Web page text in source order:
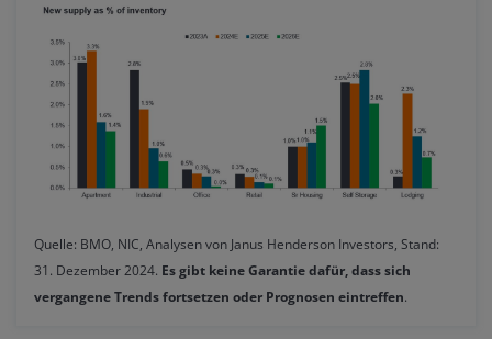
Quelle: BMO, NIC, Analysen von Janus Henderson Investors, Stand:
31. Dezember 2024. Es gibt keine Garantie dafür, dass sich
vergangene Trends fortsetzen oder Prognosen eintreffen.